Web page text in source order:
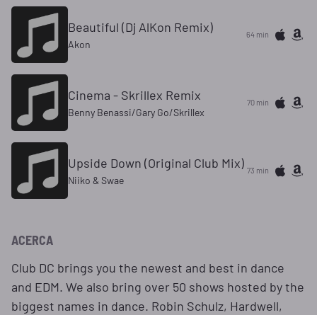
Beautiful (Dj AlKon Remix)
Akon
64 min
Cinema - Skrillex Remix
Benny Benassi/Gary Go/Skrillex
70 min
Upside Down (Original Club Mix)
Niiko & Swae
73 min
ACERCA
Club DC brings you the newest and best in dance
and EDM. We also bring over 50 shows hosted by the
biggest names in dance. Robin Schulz, Hardwell,